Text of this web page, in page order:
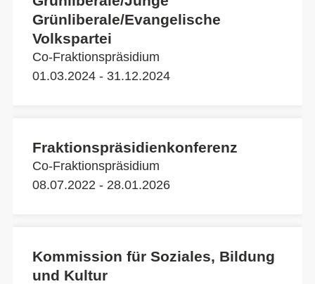
Grünliberale/Evangelische
Volkspartei
Co-Fraktionspräsidium
01.03.2024 - 31.12.2024
Fraktionspräsidienkonferenz
Co-Fraktionspräsidium
08.07.2022 - 28.01.2026
Kommission für Soziales, Bildung
und Kultur